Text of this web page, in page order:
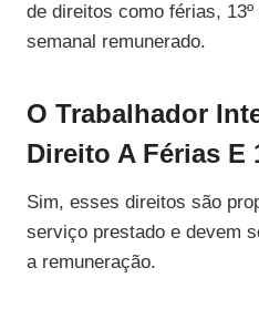
de direitos como férias,
semanal remunerado.
O Trabalhador
Direito A Férias E
Sim, esses direitos são
serviço prestado e devem
a remuneração.